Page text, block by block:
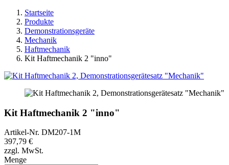
Startseite
Produkte
Demonstrationsgeräte
Mechanik
Haftmechanik
Kit Haftmechanik 2 "inno"
Kit Haftmechanik 2 "inno"
Artikel-Nr. DM207-1M
397,79 €
zzgl. MwSt.
Menge